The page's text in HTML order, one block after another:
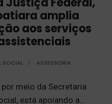
amplia
aos serviços
SOCIAL |
ASSESSORIA
meio da Secretaria
está apoiando a